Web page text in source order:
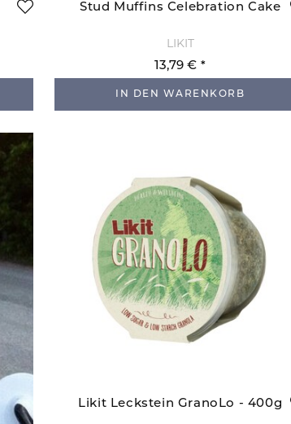
Stud Muffins Celebration Cake
LIKIT
13,79 €
IN DEN WARENKORB
Likit Leckstein GranoLo - 400g